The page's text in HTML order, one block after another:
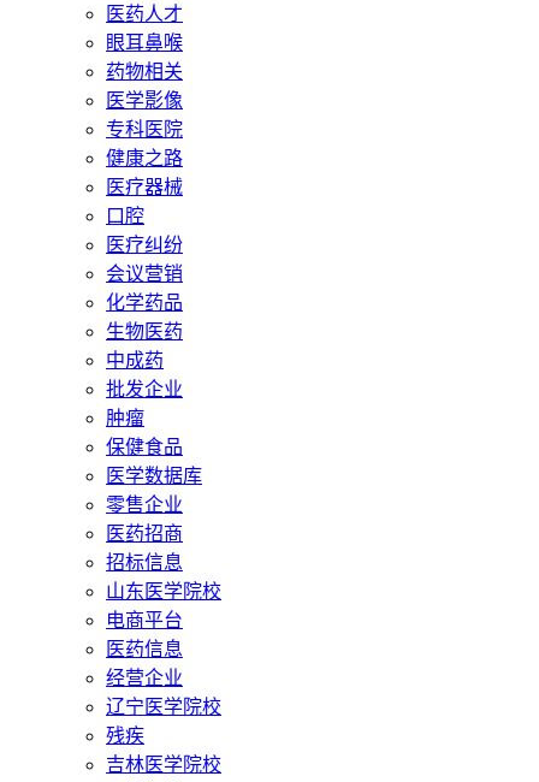
医药人才
眼耳鼻喉
药物相关
医学影像
专科医院
健康之路
医疗器械
口腔
医疗纠纷
会议营销
化学药品
生物医药
中成药
批发企业
肿瘤
保健食品
医学数据库
零售企业
医药招商
招标信息
山东医学院校
电商平台
医药信息
经营企业
辽宁医学院校
残疾
吉林医学院校